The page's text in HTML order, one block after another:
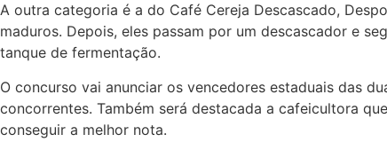
A outra categoria é a do Café Cereja Descascado,
maduros. Depois, eles passam por um descascador e
tanque de fermentação.
O concurso vai anunciar os vencedores estaduais das
concorrentes. Também será destacada a cafeicultora
conseguir a melhor nota.